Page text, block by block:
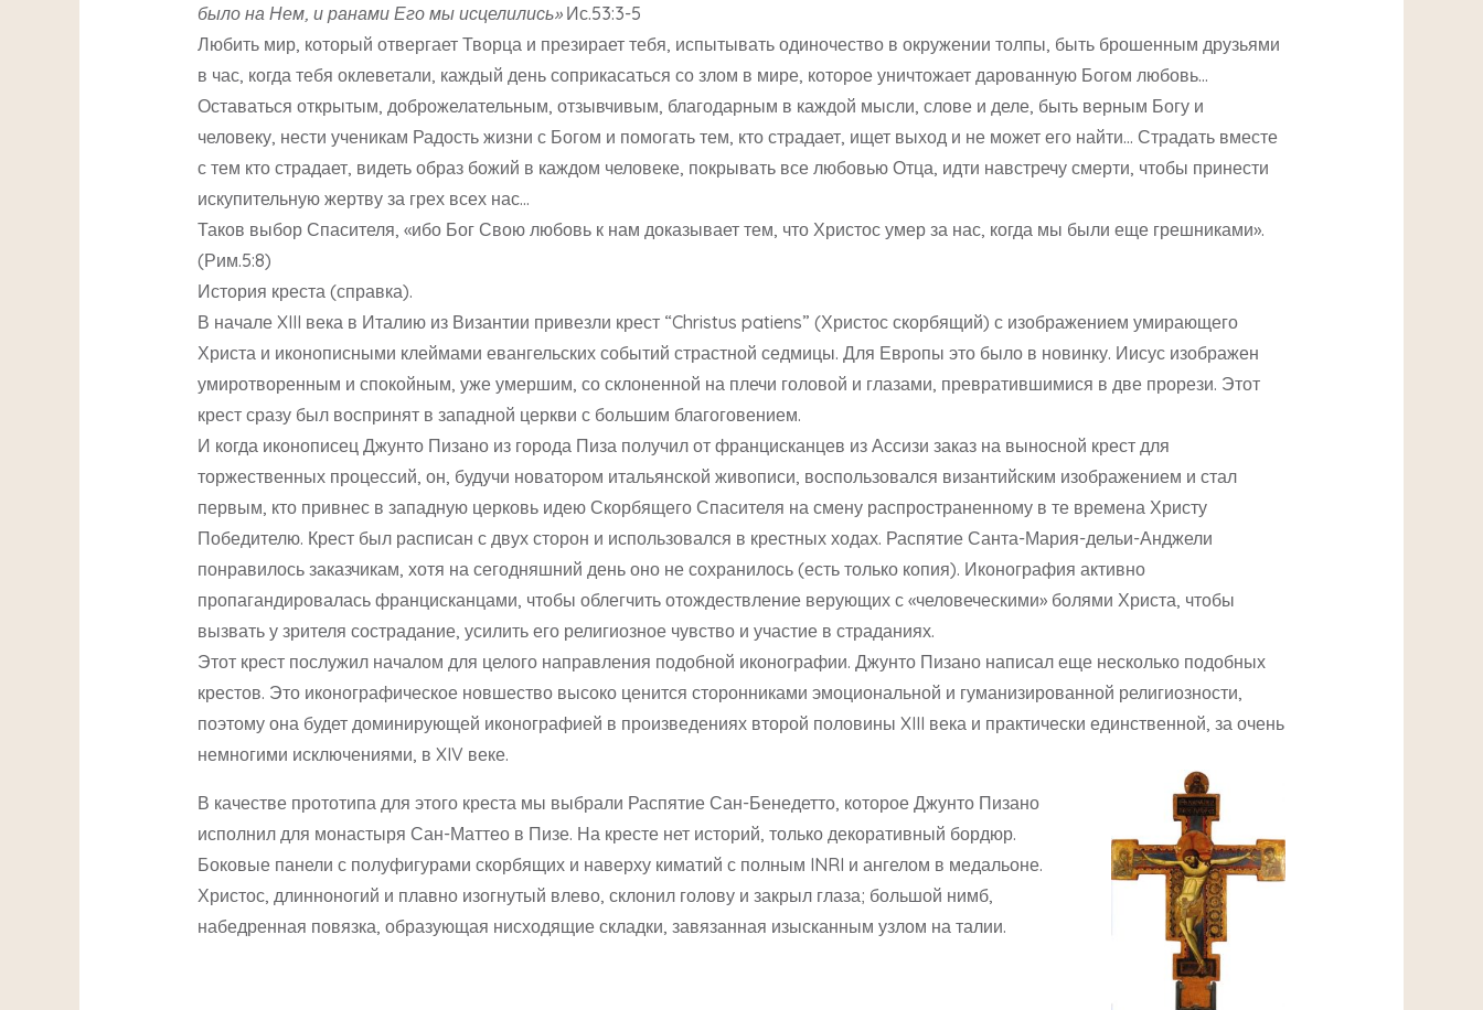
было на Нем, и ранами Его мы исцелились»Ис.53:3-5
Любить мир, который отвергает Творца и презирает тебя, испытывать одиночество в окружении толпы, быть брошенным друзьями
в час, когда тебя оклеветали, каждый день соприкасаться со злом в мире, которое уничтожает дарованную Богом любовь…
Оставаться открытым, доброжелательным, отзывчивым, благодарным в каждой мысли, слове и деле, быть верным Богу и
человеку, нести ученикам Радость жизни с Богом и помогать тем, кто страдает, ищет выход и не может его найти… Страдать вместе
с тем кто страдает, видеть образ божий в каждом человеке, покрывать все любовью Отца, идти навстречу смерти, чтобы принести
искупительную жертву за грех всех нас…
Таков выбор Спасителя, «ибо Бог Свою любовь к нам доказывает тем, что Христос умер за нас, когда мы были еще грешниками».
(Рим.5:8)
История креста (справка).
В начале XIII века в Италию из Византии привезли крест “Christus patiens” (Христос скорбящий) с изображением умирающего
Христа и иконописными клеймами евангельских событий страстной седмицы. Для Европы это было в новинку. Иисус изображен
умиротворенным и спокойным, уже умершим, со склоненной на плечи головой и глазами, превратившимися в две прорези. Этот
крест сразу был воспринят в западной церкви с большим благоговением.
И когда иконописец Джунто Пизано из города Пиза получил от францисканцев из Ассизи заказ на выносной крест для
торжественных процессий, он, будучи новатором итальянской живописи, воспользовался византийским изображением и стал
первым, кто привнес в западную церковь идею Скорбящего Спасителя на смену распространенному в те времена Христу
Победителю. Крест был расписан с двух сторон и использовался в крестных ходах. Распятие Санта-Мария-дельи-Анджели
понравилось заказчикам, хотя на сегодняшний день оно не сохранилось (есть только копия). Иконография активно
пропагандировалась францисканцами, чтобы облегчить отождествление верующих с «человеческими» болями Христа, чтобы
вызвать у зрителя сострадание, усилить его религиозное чувство и участие в страданиях.
Этот крест послужил началом для целого направления подобной иконографии. Джунто Пизано написал еще несколько подобных
крестов. Это иконографическое новшество высоко ценится сторонниками эмоциональной и гуманизированной религиозности,
поэтому она будет доминирующей иконографией в произведениях второй половины XIII века и практически единственной, за очень
немногими исключениями, в XIV веке.
В качестве прототипа для этого креста мы выбрали Распятие Сан-Бенедетто, которое Джунто Пизано
исполнил для монастыря Сан-Маттео в Пизе. На кресте нет историй, только декоративный бордюр.
Боковые панели с полуфигурами скорбящих и наверху киматий с полным INRI и ангелом в медальоне.
Христос, длинноногий и плавно изогнутый влево, склонил голову и закрыл глаза; большой нимб,
набедренная повязка, образующая нисходящие складки, завязанная изысканным узлом на талии.